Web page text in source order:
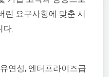
린 요구사항에 맞춘 시
다.
연성, 엔터프라이즈급